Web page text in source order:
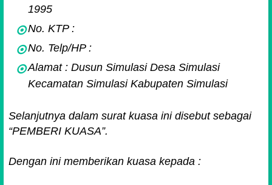
1995
No. KTP :
No. Telp/HP :
Alamat : Dusun Simulasi Desa Simulasi
Kecamatan Simulasi Kabupaten Simulasi
Selanjutnya dalam surat kuasa ini disebut sebagai
“PEMBERI KUASA”.
Dengan ini memberikan kuasa kepada :